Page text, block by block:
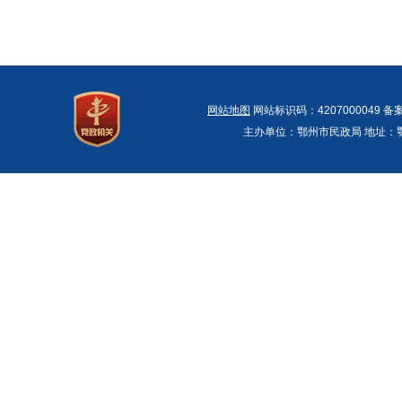
网站地图 网站标识码：4207000049
主办单位：鄂州市民政局 地址